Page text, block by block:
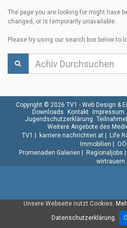
The page you are looking for might have
changed, or is temporarily unavailable.
Please try using our search box below to
Unsere Webseite nutzt Cookies.
Datenschutzerklärung.
Copyright © 2026 TV1 - Web Design &
Downloads
Kontakt Impressum
Jugendschutzerklärung
Weitere Angebote des
TV1
karriere.nachrichten.at| Life
Immobilien
Promenaden Galerien
Regionaljobs